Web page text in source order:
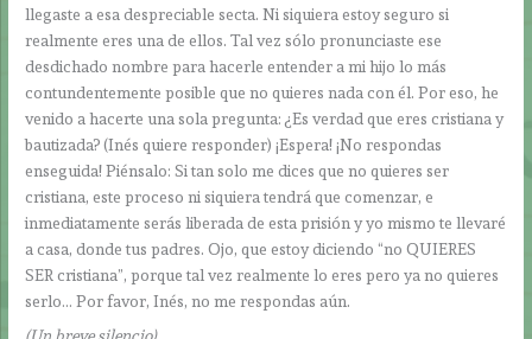
llegaste a esa despreciable secta. Ni siquiera estoy seguro si
realmente eres una de ellos. Tal vez sólo pronunciaste ese
desdichado nombre para hacerle entender a mi hijo lo más
contundentemente posible que no quieres nada con él. Por eso, he
venido a hacerte una sola pregunta: ¿Es verdad que eres cristiana y
bautizada? (Inés quiere responder) ¡Espera! ¡No respondas
enseguida! Piénsalo: Si tan solo me dices que no quieres ser
cristiana, este proceso ni siquiera tendrá que comenzar, e
inmediatamente serás liberada de esta prisión y yo mismo te llevaré
a casa, donde tus padres. Ojo, que estoy diciendo “no QUIERES
SER cristiana”, porque tal vez realmente lo eres pero ya no quieres
serlo… Por favor, Inés, no me respondas aún.